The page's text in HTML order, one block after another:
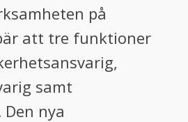
på
att tre funktioner
samt
nya